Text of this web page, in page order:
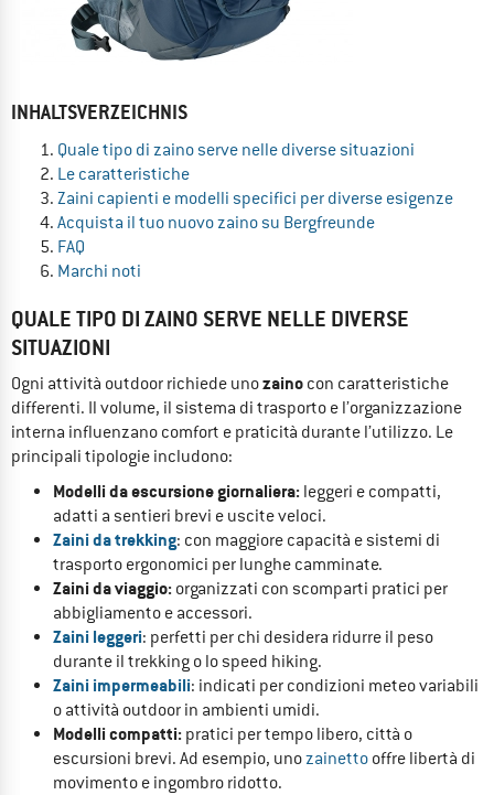
INHALTSVERZEICHNIS
Quale tipo di zaino serve nelle diverse situazioni
Le caratteristiche
Zaini capienti e modelli specifici per diverse esigenze
Acquista il tuo nuovo zaino su Bergfreunde
FAQ
Marchi noti
QUALE TIPO DI ZAINO SERVE NELLE DIVERSE
SITUAZIONI
Ogni attività outdoor richiede unozaino con caratteristiche
differenti. Il volume, il sistema di trasporto e l’organizzazione
interna influenzano comfort e praticità durante l’utilizzo. Le
principali tipologie includono:
Modelli da escursione giornaliera:leggeri e compatti,
adatti a sentieri brevi e uscite veloci.
Zaini da trekking: con maggiore capacità e sistemi di
trasporto ergonomici per lunghe camminate.
Zaini da viaggio:organizzati con scomparti pratici per
abbigliamento e accessori.
Zaini leggeri: perfetti per chi desidera ridurre il peso
durante il trekking o lo speed hiking.
Zaini impermeabili: indicati per condizioni meteo variabili
o attività outdoor in ambienti umidi.
Modelli compatti:pratici per tempo libero, città o
escursioni brevi. Ad esempio, unozainettooffre libertà di
movimento e ingombro ridotto.